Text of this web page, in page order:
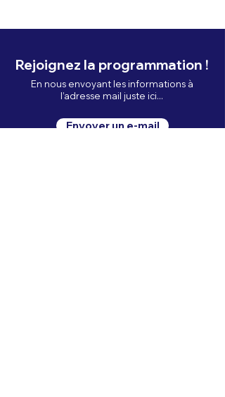
Rejoignez la programmation !
En nous envoyant les informations à
l’adresse mail juste ici...
Envoyer un e-mail